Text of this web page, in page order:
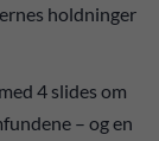
holdninger
4 slides om
– og en